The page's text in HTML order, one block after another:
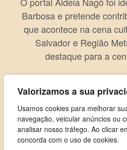
Valorizamos a sua
Usamos cookies para melhorar
navegação, veicular anúncios ou
analisar nosso tráfego. Ao clicar
concorda com o uso de cookies.
Barbosa e pretende
que acontece na cena
Salvador e Região
destaque para a